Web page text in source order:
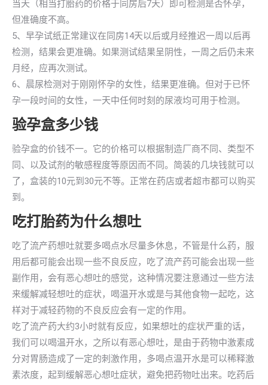
当天（相当打胎药的价格于同房后7天）即可检测是否怀孕，
但准确度不高。
5、早孕试纸正常建议在同房14天以后或月经推迟一周以后再
检测，结果会更准确。如果测试结果呈阴性，一周之后仍未来
月经，应再次测试。
6、晨尿检测对于刚刚怀孕的女性，结果更准确。但对于已怀
孕一段时间的女性，一天中任何时刻的尿液均可用于检测。
验孕盒多少钱
验孕盒的价钱不一。它的价格可以根据制造厂商不同、类型不
同、以及试剂的敏感程度等原因而不同。简装的几块钱就可以
了，盒装的10元到30元不等。正常在药店或者超市都可以购买
到。
吃打胎药为什么想吐
吃了流产药想吐就要多喝点水尽量多休息，不管是什么药，服
用后都可能会出现一些不良反应，吃了流产药可能会出现一些
副作用，会有恶心想吐的感觉，这种情况要注意通过一些方法
来缓解减轻想吐的症状，喝温开水或是与其他食物一起吃，这
样对于减轻药物的不良反应会有一定的作用。
吃了流产药大约3小时就有反应，如果想吐的症状严重的话，
我们可以喝温开水，之所以有恶心想吐，是由于药物中激素成
分对胃肠造成了一定的刺激作用，多喝点温开水是可以稀释激
素浓度，起到缓解恶心想吐症状，避免把药物吐出来。吃药后